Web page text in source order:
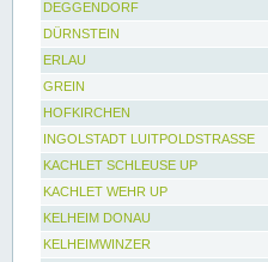
DEGGENDORF
DÜRNSTEIN
ERLAU
GREIN
HOFKIRCHEN
INGOLSTADT LUITPOLDSTRASSE
KACHLET SCHLEUSE UP
KACHLET WEHR UP
KELHEIM DONAU
KELHEIMWINZER